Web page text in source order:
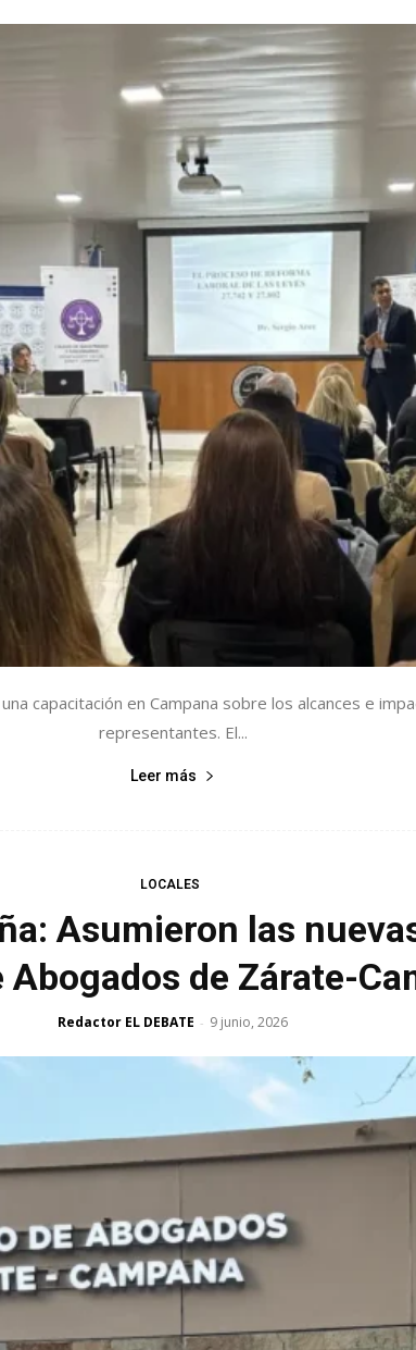
capacitación en Campana sobre los alcances e
representantes. El...
Leer más
LOCALES
Asumieron las
Abogados de Zárate-
Redactor EL DEBATE - 9 junio, 2026